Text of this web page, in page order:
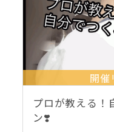
開催
プロが教える！
ン❣️